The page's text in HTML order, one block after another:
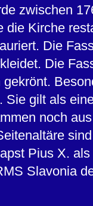
zwischen
die Kirche
Die
Die
Sie gilt als
noch
Pius X.
Slavonia